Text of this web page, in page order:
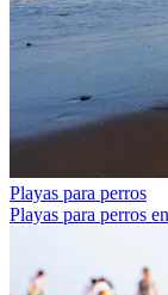
Playas para perros
Playas para perros